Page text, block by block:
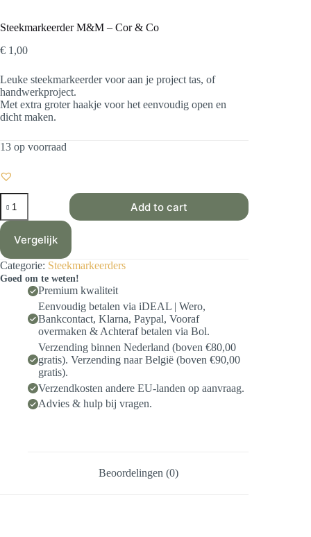
Steekmarkeerder M&M – Cor & Co
€ 1,00
Leuke steekmarkeerder voor aan je project tas, of
handwerkproject.
Met extra groter haakje voor het eenvoudig open en
dicht maken.
13 op voorraad
Steekmarkeerder
M&M
-
Cor
Co
aantal
Add to cart
Vergelijk
Categorie: Steekmarkeerders
Goed om te weten!
Premium kwaliteit
Eenvoudig betalen via iDEAL | Wero,
Bankcontact, Klarna, Paypal, Vooraf
overmaken & Achteraf betalen via Bol.
Verzending binnen Nederland (boven €80,00
gratis). Verzending naar België (boven €90,00
gratis).
Verzendkosten andere EU-landen op aanvraag.
Advies & hulp bij vragen.
Beoordelingen (0)